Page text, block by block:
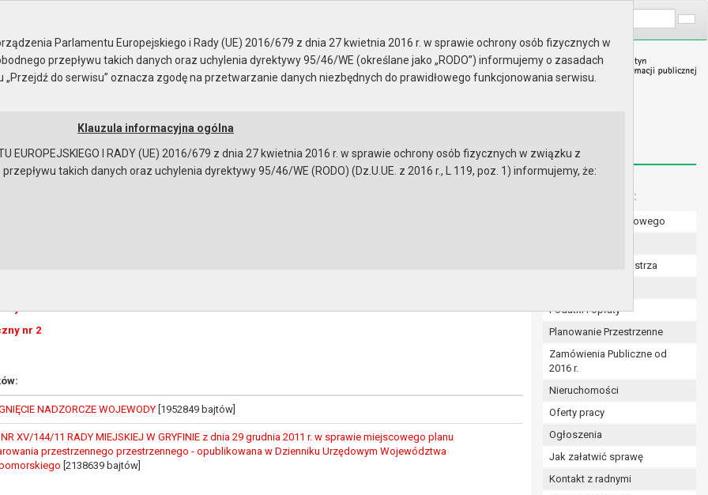
Instrukcja korzystania Dostępność
nr 1
nr 2
NADZORCZE WOJEWODY [1952849 bajtów]
XV/144/11 RADY MIEJSKIEJ W GRYFINIE z dnia 29 grudnia 2011 r. w sprawie miejscowego planu
przestrzennego przestrzennego - opublikowana w Dzienniku Urzędowym Województwa
[2138639 bajtów]
Menu dodatkowe:
Numer konta bankowego
Zarządzenia Burmistrza
Podatki i opłaty
Planowanie Przestrzenne
Zamówienia Publiczne od
2016 r.
Nieruchomości
Oferty pracy
Ogłoszenia
Jak załatwić sprawę
Kontakt z radnymi
Parlamentu Europejskiego i Rady (UE) 2016/679 z dnia 27 kwietnia 2016 r. w sprawie ochrony osób fizycznych w
przepływu takich danych oraz uchylenia dyrektywy 95/46/WE (określane jako „RODO”) informujemy o zasadach
do serwisu” oznacza zgodę na przetwarzanie danych niezbędnych do prawidłowego funkcjonowania serwisu.
Klauzula informacyjna ogólna
EUROPEJSKIEGO I RADY (UE) 2016/679 z dnia 27 kwietnia 2016 r. w sprawie ochrony osób fizycznych w związku z
takich danych oraz uchylenia dyrektywy 95/46/WE (RODO) (Dz.U.UE. z 2016 r., L 119, poz. 1) informujemy, że:
przepisami prawa w celu:
a w szczególności ustawy z dnia 8 marca 1990 r. o samorządzie gminnym (Dz.U. z 2017r., poz. 1875 ze zm.) oraz z
a także obowiązków i zadań zleconych przez instytucje nadrzędne wobec Gminy;
lub innej osoby fizycznej;
lub w ramach sprawowania władzy publicznej powierzonej administratorowi;
są wyłącznie na podstawie wcześniej udzielonej zgody w zakresie i celu określonym w treści zgody.
w pkt. 3, dane osobowe mogą być udostępniane innym upoważnionym odbiorcom lub kategoriom odbiorców danych